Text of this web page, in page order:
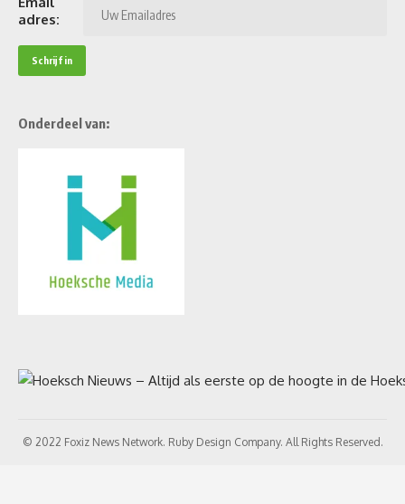
adres:
Onderdeel van:
© 2022 Foxiz News Network. Ruby Design Company. All Rights Reserved.